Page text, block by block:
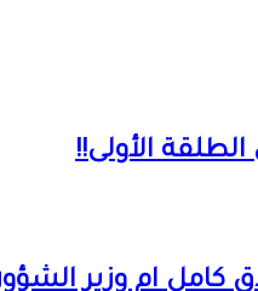
الأولى!!
ام وزير الشؤون